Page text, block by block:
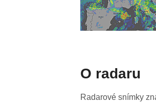
O radaru
Radarové snímky